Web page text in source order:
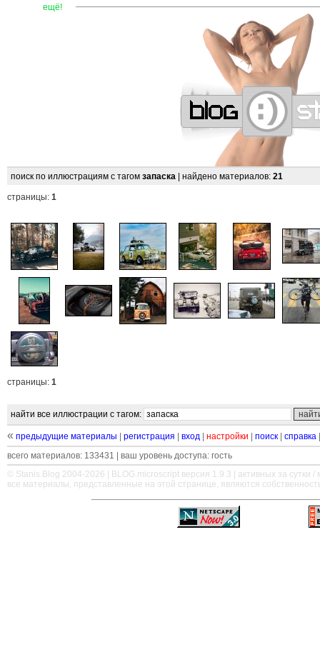
ещё! —————————————————————
поиск по иллюстрациям с тагом запаска | найдено материалов: 21
страницы: 1
страницы: 1
найти все иллюстрации с тагом:
« предыдущие материалы регистрация вход настройки поиск справка
всего материалов: 133431 | ваш уровень доступа: гость
© Stanis.Blog 2004-2026 |
BLOG.microscript версия 1.9.3 | активных за сутки /
все материалы, представленные на этой странице, являются
————————————————————